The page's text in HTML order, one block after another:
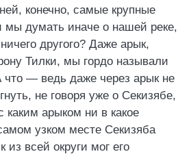
конечно, самые крупные
мы думать иначе о нашей реке,
другого? Даже арык,
Тилки, мы гордо называли
— ведь даже через арык не
не говоря уже о Секизябе,
каким арыком ни в какое
узком месте Секизяба
из всей округи мог его